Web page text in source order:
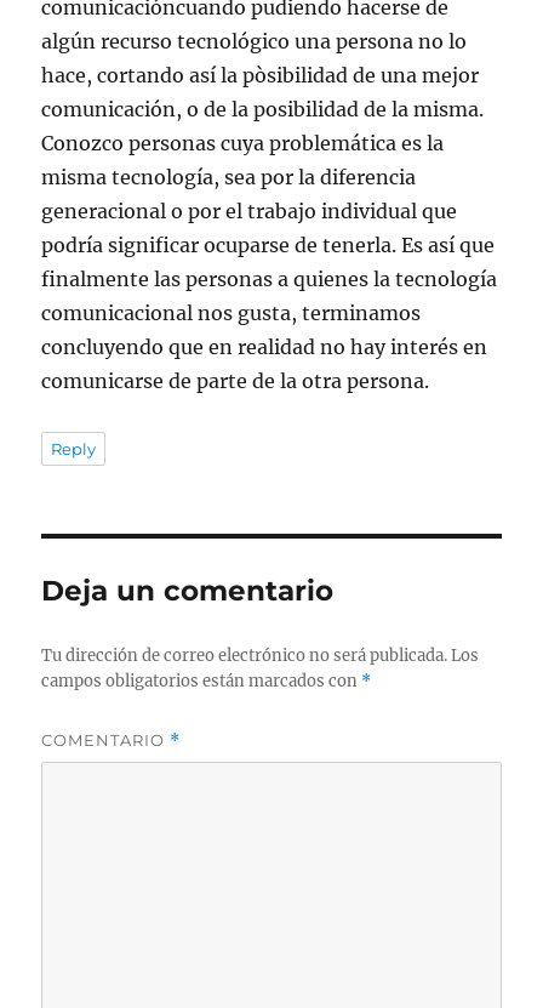
comunicacióncuando pudiendo hacerse de
algún recurso tecnológico una persona no lo
hace, cortando así la pòsibilidad de una mejor
comunicación, o de la posibilidad de la misma.
Conozco personas cuya problemática es la
misma tecnología, sea por la diferencia
generacional o por el trabajo individual que
podría significar ocuparse de tenerla. Es así que
finalmente las personas a quienes la tecnología
comunicacional nos gusta, terminamos
concluyendo que en realidad no hay interés en
comunicarse de parte de la otra persona.
Reply
Deja un comentario
Tu dirección de correo electrónico no será publicada. Los
campos obligatorios están marcados con *
COMENTARIO *